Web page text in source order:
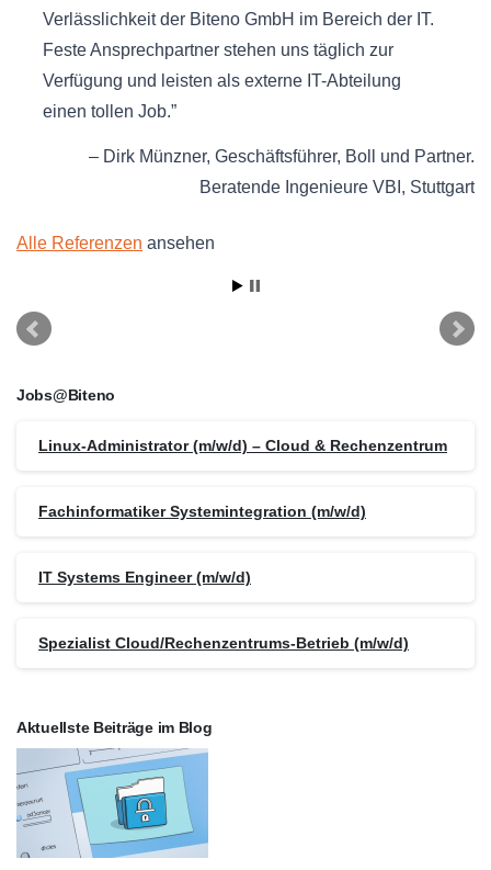
Verlässlichkeit der Biteno GmbH im Bereich der IT.
Feste Ansprechpartner stehen uns täglich zur
Verfügung und leisten als externe IT-Abteilung
einen tollen Job.
Dirk Münzner Geschäftsführer Boll und Partner.
Beratende Ingenieure VBI
Stuttgart
Alle Referenzen ansehen
Jobs@Biteno
Linux-Administrator (m/w/d) – Cloud & Rechenzentrum
Fachinformatiker Systemintegration (m/w/d)
IT Systems Engineer (m/w/d)
Spezialist Cloud/Rechenzentrums-Betrieb (m/w/d)
Aktuellste Beiträge im Blog